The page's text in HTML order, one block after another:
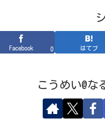
Facebook 0 はてブ
こうめい@